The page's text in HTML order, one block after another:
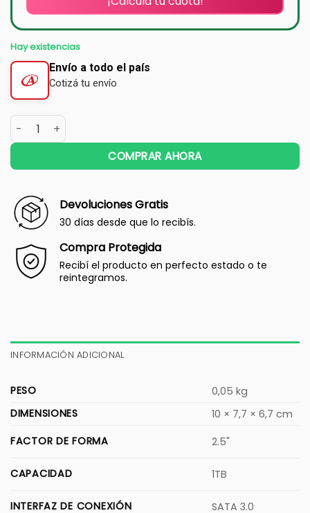
Hay existencias
Envío a todo el país
Cotizá tu envío
COMPRAR AHORA
Devoluciones Gratis
30 días desde que lo recibís.
Compra Protegida
Recibí el producto en perfecto estado o te
reintegramos.
INFORMACIÓN ADICIONAL
PESO
0,05 kg
DIMENSIONES
10 × 7,7 × 6,7 cm
FACTOR DE FORMA
2.5"
CAPACIDAD 1TB
INTERFAZ DE CONEXIÓN SATA 3.0